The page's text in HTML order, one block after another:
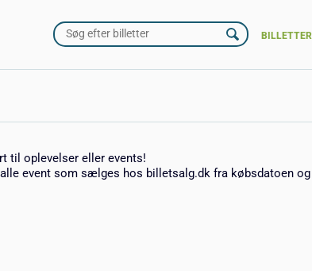
BILLETTER
til oplevelser eller events!
event som sælges hos billetsalg.dk fra købsdatoen og